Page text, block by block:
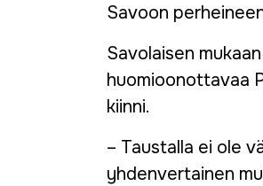
Savoon
Savolaisen
huomioonottavaa
kiinni.
– Taustalla ei ole
yhdenvertainen